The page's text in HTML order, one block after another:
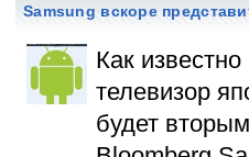
Samsung вскоре
Как
телевизор
будет